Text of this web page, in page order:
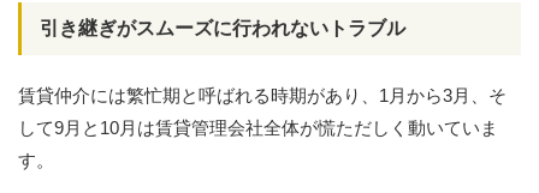
引き継ぎがスムーズに行われないトラブル
賃貸仲介には繁忙期と呼ばれる時期があり、1月から3月、そ
して9月と10月は賃貸管理会社全体が慌ただしく動いていま
す。